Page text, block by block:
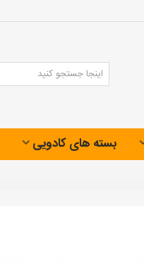
بسته های کادویی